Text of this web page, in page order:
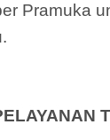
Pramuka